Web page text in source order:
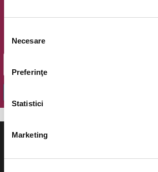
consimțământului
Necesare
Preferinţe
Statistici
Marketing
Email